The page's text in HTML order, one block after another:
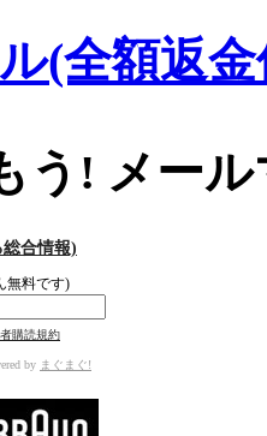
(全額返金
う! メー
合情報)
無料です)
購読規約
by まぐまぐ!